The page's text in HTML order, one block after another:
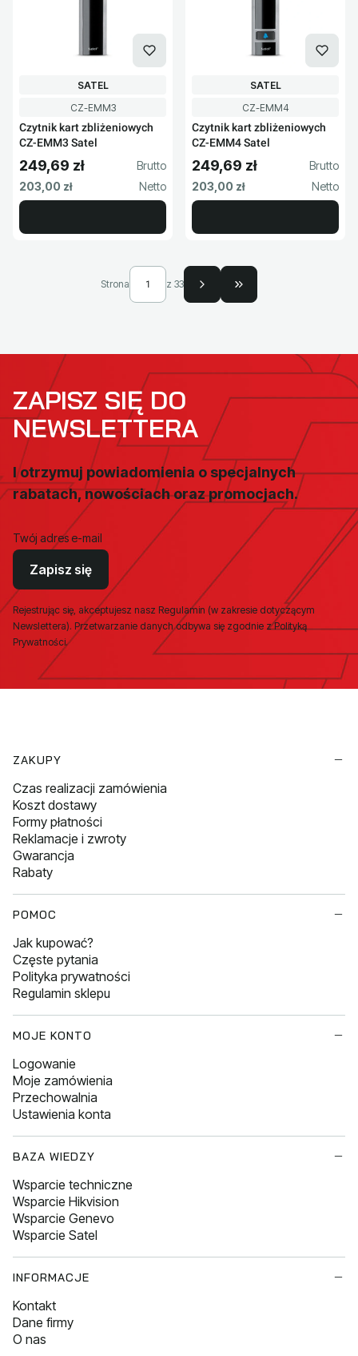
Kod produktu
CZ-EMM3
Czytnik kart zbliżeniowych
CZ-EMM3 Satel
PRODUCENT
SATEL
Cena brutto
249,69 zł
Cena netto
203,00 zł
Kod produktu
CZ-EMM4
Czytnik kart zbliżeniowych
CZ-EMM4 Satel
PRODUCENT
SATEL
Cena brutto
249,69 zł
Cena netto
203,00 zł
Strona z 33 Przejdź do ostatniej
ZAPISZ SIĘ DO
NEWSLETTERA
I otrzymuj powiadomienia o specjalnych
rabatach, nowościach oraz promocjach.
Twój adres e-mail
Zapisz się
Rejestrując się, akceptujesz nasz Regulamin (w zakresie dotyczącym
Newslettera). Przetwarzanie danych odbywa się zgodnie z Polityką
Prywatności.
ZAKUPY
Czas realizacji zamówienia
Koszt dostawy
Formy płatności
Reklamacje i zwroty
Gwarancja
Rabaty
POMOC
Jak kupować?
Częste pytania
Polityka prywatności
Regulamin sklepu
MOJE KONTO
Logowanie
Moje zamówienia
Przechowalnia
Ustawienia konta
BAZA WIEDZY
Wsparcie techniczne
Wsparcie Hikvision
Wsparcie Genevo
Wsparcie Satel
INFORMACJE
Kontakt
Dane firmy
O nas